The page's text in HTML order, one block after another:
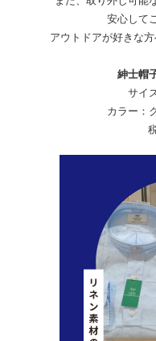
安心して
アウトドアが好きな
紳士帽
サイ
カラー：